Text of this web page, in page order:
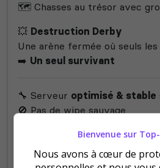
🗺️ Chasses au trésor avec
💥 Destruction Derby
Une arène fermée où seuls
➡️ Un seul survivant
🔧 Serveur optimisé & stable
🚫 Pas de wipe sauvage
🛠️ Staff actif et à l’écoute
Bienvenue sur
Nous avons à cœur de